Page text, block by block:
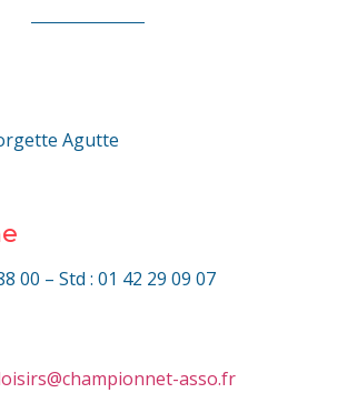
Agutte
00 – Std : 01 42 29 09 07
asso.fr